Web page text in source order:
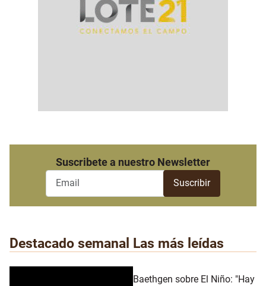
Suscribete a nuestro Newsletter
Destacado semanal Las más leídas
Baethgen sobre El Niño: "Hay